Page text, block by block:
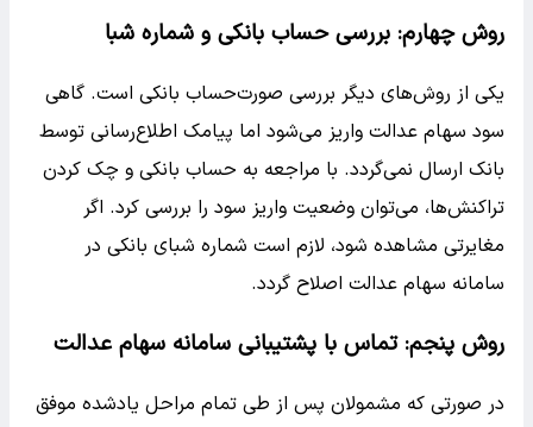
روش چهارم: بررسی حساب بانکی و شماره شبا
یکی از روش‌های دیگر بررسی صورت‌حساب بانکی است. گاهی
سود سهام عدالت واریز می‌شود اما پیامک اطلاع‌رسانی توسط
بانک ارسال نمی‌گردد. با مراجعه به حساب بانکی و چک کردن
تراکنش‌ها، می‌توان وضعیت واریز سود را بررسی کرد. اگر
مغایرتی مشاهده شود، لازم است شماره شبای بانکی در
سامانه سهام عدالت اصلاح گردد.
روش پنجم: تماس با پشتیبانی سامانه سهام عدالت
در صورتی که مشمولان پس از طی تمام مراحل یادشده موفق